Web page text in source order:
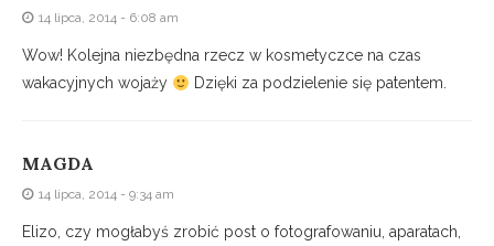
14 lipca, 2014 - 6:08 am
Wow! Kolejna niezbędna rzecz w kosmetyczce na czas
wakacyjnych wojaży
Dzięki za podzielenie się patentem.
MAGDA
14 lipca, 2014 - 9:34 am
Elizo, czy mogłabyś zrobić post o fotografowaniu, aparatach,